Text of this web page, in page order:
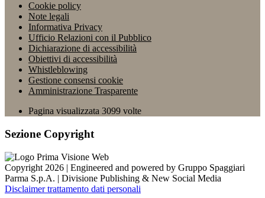
Cookie policy
Note legali
Informativa Privacy
Ufficio Relazioni con il Pubblico
Dichiarazione di accessibilità
Obiettivi di accessibilità
Whistleblowing
Gestione consensi cookie
Amministrazione Trasparente
Pagina visualizzata 3099 volte
Sezione Copyright
Copyright 2026 | Engineered and powered by Gruppo Spaggiari
Parma S.p.A. | Divisione Publishing & New Social Media
Disclaimer trattamento dati personali